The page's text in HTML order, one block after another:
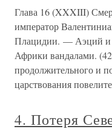
Глава 16 (XXXIII)
император
Плацидии. — Аэций и
Африки вандалами.
продолжительного и
царствования
4. Потеря